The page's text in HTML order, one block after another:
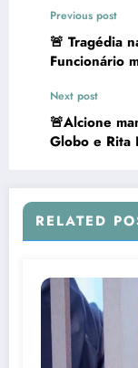
Previous post
🚨 Tragédia
Funcionário
Next post
🚨Alcione
Globo e Rita
RELATED